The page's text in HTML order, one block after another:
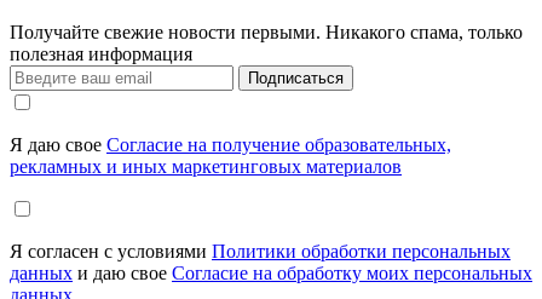
Получайте свежие новости первыми. Никакого спама, только
полезная информация
Подписаться
Я даю свое Согласие на получение образовательных,
рекламных и иных маркетинговых материалов
Я согласен с условиями Политики обработки персональных
данных и даю свое Согласие на обработку моих персональных